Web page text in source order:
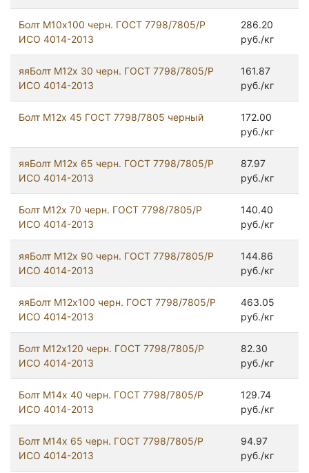
Болт М10х100 черн. ГОСТ 7798/7805/Р
ИСО 4014-2013
286.20
руб./кг
яяБолт М12х 30 черн. ГОСТ 7798/7805/Р
ИСО 4014-2013
161.87
руб./кг
Болт М12x 45 ГОСТ 7798/7805 черный
172.00
руб./кг
яяБолт М12х 65 черн. ГОСТ 7798/7805/Р
ИСО 4014-2013
87.97
руб./кг
Болт М12х 70 черн. ГОСТ 7798/7805/Р
ИСО 4014-2013
140.40
руб./кг
яяБолт М12х 90 черн. ГОСТ 7798/7805/Р
ИСО 4014-2013
144.86
руб./кг
яяБолт М12х100 черн. ГОСТ 7798/7805/Р
ИСО 4014-2013
463.05
руб./кг
Болт М12х120 черн. ГОСТ 7798/7805/Р
ИСО 4014-2013
82.30
руб./кг
Болт М14х 40 черн. ГОСТ 7798/7805/Р
ИСО 4014-2013
129.74
руб./кг
Болт М14х 65 черн. ГОСТ 7798/7805/Р
ИСО 4014-2013
94.97
руб./кг